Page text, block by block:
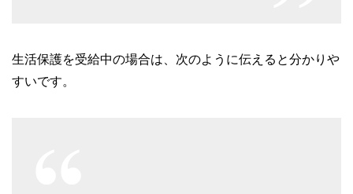
生活保護を受給中の場合は、次のように伝えると分かりや
すいです。